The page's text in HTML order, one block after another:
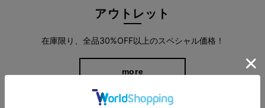
細身のシルエットで、ショート丈やロング丈、どんなトップスと
アウトレット
在庫限り、全品30%OFF以上のスペシャル価格！
more